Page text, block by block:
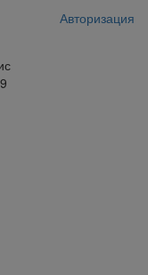
Авторизация